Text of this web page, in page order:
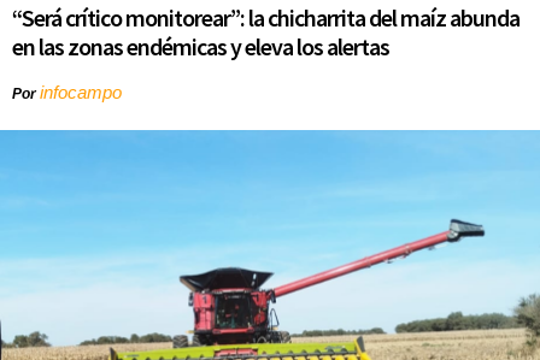
“Será crítico monitorear”: la chicharrita del maíz abunda
en las zonas endémicas y eleva los alertas
Porinfocampo